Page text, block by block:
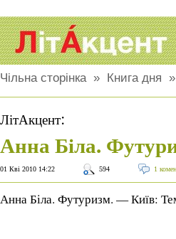
Чільна сторінка» Книга дня »
ЛітАкцент:
Анна Біла.
01 Кві 2010 14:22 594 1
Анна Біла. Футуризм. — Київ: